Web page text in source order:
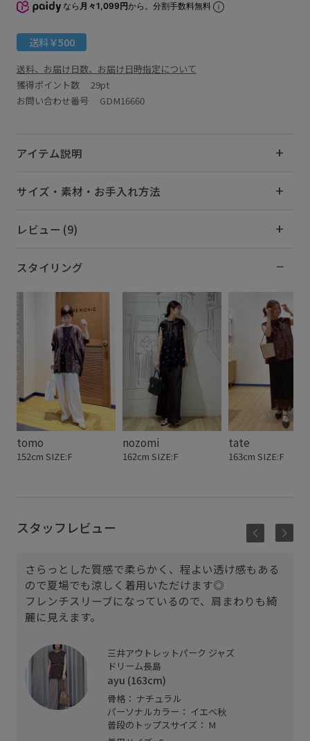
なら 月々1,099円から。分割手数料無料
送料￥500
送料、お届け日数、お届け日時指定について
獲得ポイント数 29pt
お問い合わせ番号 GDM16660
アイテム説明
サイズ・素材・お手入れ方法
レビュー (9)
スタイリング
tomo
152cm SIZE:F
nozomi
162cm SIZE:F
tate
163cm SIZE:F
スタッフレビュー
さらっとした質感で柔らかく、程よい透け感もある
ので夏場でも涼しく着用いただけます◎
フレンチスリーブになっているので、肩まわりも綺
麗に見えます。
三井アウトレットパーク ジャズ
ドリーム長島
ayu (163cm)
骨格： ナチュラル
パーソナルカラー： イエベ秋
普段のトップスサイズ： M